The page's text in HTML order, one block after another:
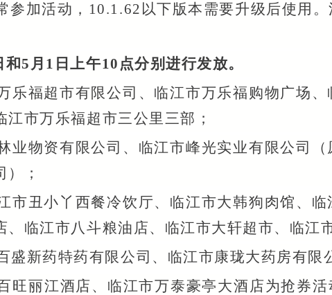
参加活动，10.1.62以下版本需要升级后使用
和5月1日上午10点分别进行发放。
乐福超市有限公司、临江市万乐福购物广场
市万乐福超市三公里三部；
业物资有限公司、临江市峰光实业有限公司
；
市丑小丫西餐冷饮厅、临江市大韩狗肉馆、临
、临江市八斗粮油店、临江市大轩超市、临江
盛新药特药有限公司、临江市康珑大药房有限
旺丽江酒店、临江市万泰豪亭大酒店为抢券